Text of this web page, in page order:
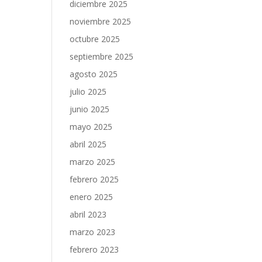
diciembre 2025
noviembre 2025
octubre 2025
septiembre 2025
agosto 2025
julio 2025
junio 2025
mayo 2025
abril 2025
marzo 2025
febrero 2025
enero 2025
abril 2023
marzo 2023
febrero 2023